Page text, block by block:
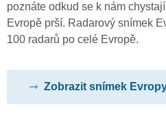
poznáte odkud se k nám
Evropě prší. Radarový snímek
100 radarů po celé Evropě.
Zobrazit snímek